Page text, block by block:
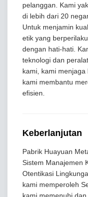
pelanggan. Kami
di lebih dari 20
Untuk menjamin
etik yang
dengan hati-hati.
teknologi dan
kami, kami
kami membantu
efisien.
Keberlanjutan
Pabrik Huayuan
Sistem Manajemen
Otentikasi
kami memperoleh